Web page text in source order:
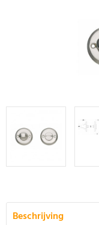
Beschrijving